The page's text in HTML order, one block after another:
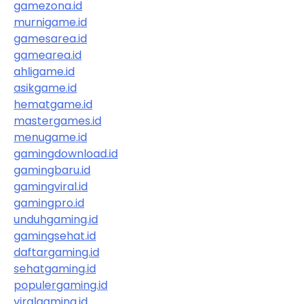
gamezona.id
murnigame.id
gamesarea.id
gamearea.id
ahligame.id
asikgame.id
hematgame.id
mastergames.id
menugame.id
gamingdownload.id
gamingbaru.id
gamingviral.id
gamingpro.id
unduhgaming.id
gamingsehat.id
daftargaming.id
sehatgaming.id
populergaming.id